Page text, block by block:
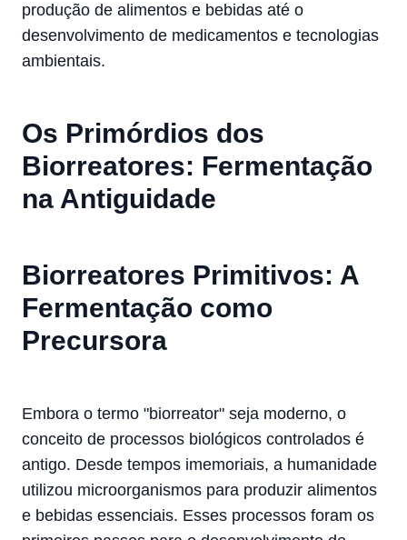
produção de alimentos e bebidas até o
desenvolvimento de medicamentos e tecnologias
ambientais.
Os Primórdios dos
Biorreatores: Fermentação
na Antiguidade
Biorreatores Primitivos: A
Fermentação como
Precursora
Embora o termo "biorreator" seja moderno, o
conceito de processos biológicos controlados é
antigo. Desde tempos imemoriais, a humanidade
utilizou microorganismos para produzir alimentos
e bebidas essenciais. Esses processos foram os